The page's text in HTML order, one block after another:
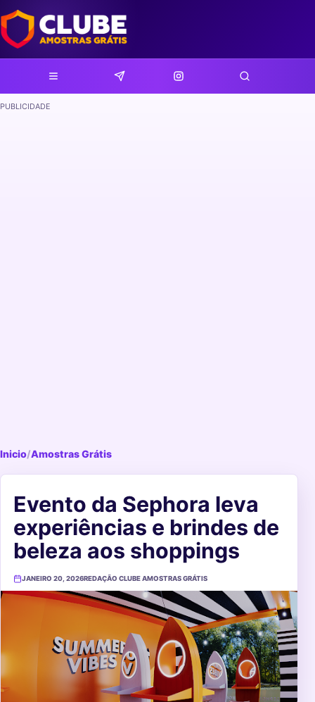
PUBLICIDADE
Inicio/Amostras Grátis
Evento da Sephora leva
experiências e brindes de
beleza aos shoppings
JANEIRO 20, 2026REDAÇÃO CLUBE AMOSTRAS GRÁTIS